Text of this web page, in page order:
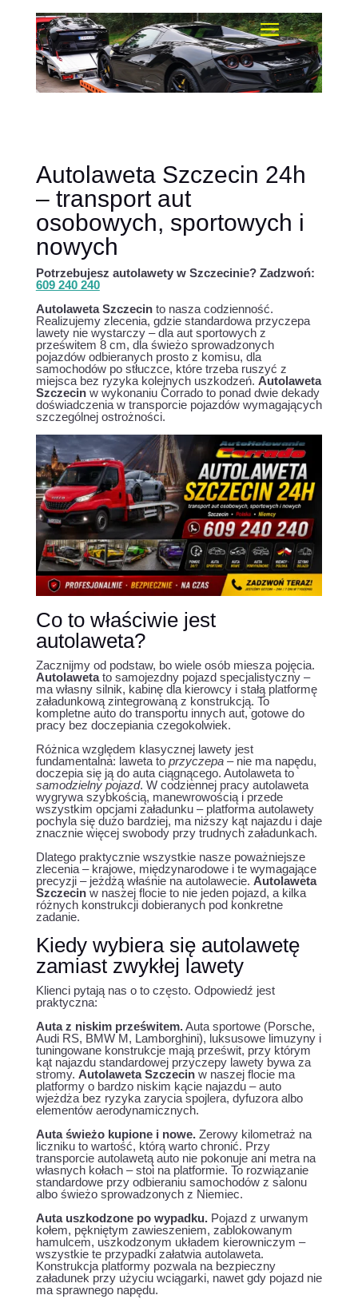
Autolaweta Szczecin 24h
– transport aut
osobowych, sportowych i
nowych
Potrzebujesz autolawety w Szczecinie? Zadzwoń:
609 240 240
Autolaweta Szczecinto nasza codzienność.
Realizujemy zlecenia, gdzie standardowa przyczepa
lawety nie wystarczy – dla aut sportowych z
prześwitem 8 cm, dla świeżo sprowadzonych
pojazdów odbieranych prosto z komisu, dla
samochodów po stłuczce, które trzeba ruszyć z
miejsca bez ryzyka kolejnych uszkodzeń. Autolaweta
Szczecinw wykonaniu Corrado to ponad dwie dekady
doświadczenia w transporcie pojazdów wymagających
szczególnej ostrożności.
Co to właściwie jest
autolaweta?
Zacznijmy od podstaw, bo wiele osób miesza pojęcia.
Autolawetato samojezdny pojazd specjalistyczny –
ma własny silnik, kabinę dla kierowcy i stałą platformę
załadunkową zintegrowaną z konstrukcją. To
kompletne auto do transportu innych aut, gotowe do
pracy bez doczepiania czegokolwiek.
Różnica względem klasycznej lawety jest
fundamentalna: laweta to przyczepa– nie ma napędu,
doczepia się ją do auta ciągnącego. Autolaweta to
samodzielny pojazd. W codziennej pracy autolaweta
wygrywa szybkością, manewrowością i przede
wszystkim opcjami załadunku – platforma autolawety
pochyla się dużo bardziej, ma niższy kąt najazdu i daje
znacznie więcej swobody przy trudnych załadunkach.
Dlatego praktycznie wszystkie nasze poważniejsze
zlecenia – krajowe, międzynarodowe i te wymagające
precyzji – jeżdżą właśnie na autolawecie. Autolaweta
Szczecinw naszej flocie to nie jeden pojazd, a kilka
różnych konstrukcji dobieranych pod konkretne
zadanie.
Kiedy wybiera się autolawetę
zamiast zwykłej lawety
Klienci pytają nas o to często. Odpowiedź jest
praktyczna:
Auta z niskim prześwitem.Auta sportowe (Porsche,
Audi RS, BMW M, Lamborghini), luksusowe limuzyny i
tuningowane konstrukcje mają prześwit, przy którym
kąt najazdu standardowej przyczepy lawety bywa za
stromy. Autolaweta Szczecinw naszej flocie ma
platformy o bardzo niskim kącie najazdu – auto
wjeżdża bez ryzyka zarycia spojlera, dyfuzora albo
elementów aerodynamicznych.
Auta świeżo kupione i nowe.Zerowy kilometraż na
liczniku to wartość, którą warto chronić. Przy
transporcie autolawetą auto nie pokonuje ani metra na
własnych kołach – stoi na platformie. To rozwiązanie
standardowe przy odbieraniu samochodów z salonu
albo świeżo sprowadzonych z Niemiec.
Auta uszkodzone po wypadku.Pojazd z urwanym
kołem, pękniętym zawieszeniem, zablokowanym
hamulcem, uszkodzonym układem kierowniczym –
wszystkie te przypadki załatwia autolaweta.
Konstrukcja platformy pozwala na bezpieczny
załadunek przy użyciu wciągarki, nawet gdy pojazd nie
ma sprawnego napędu.